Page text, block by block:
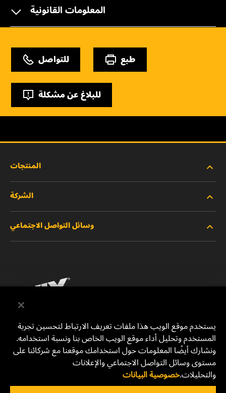
المعلومات القانونية
للتواصل طبع
للبلاغ عن مشكلة
المنتجات
المنتجات الجديدة
المنتجات المتوقفة/المستبدلة
الشركة
الوظائف
إشعار قانوني
الطباعة
للتواصل معنا
وسائل التواصل الاجتماعي
يوتيوب
MANN+HUMMEL Middle East FZE
DAFZA (Dubai Airport Free Zone)
يستخدم موقع الويب هذا ملفات تعريف الارتباط لتحسين تجربة
المستخدم وتحليل أداء موقع الويب الخاص بنا ونسبة استخدامه.
ونشارك أيضًا المعلومات حول استخدامك موقعنا مع شركائنا على
مستوى وسائل التواصل الاجتماعي والإعلانات
والتحليلات.خصوصية البيانات